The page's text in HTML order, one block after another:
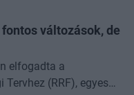
változások, de
elfogadta a
(RRF), egyes